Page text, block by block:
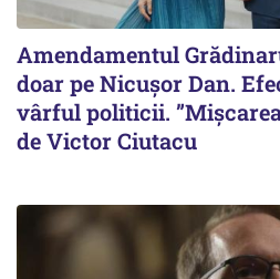
Amendamentul
doar pe Nicușor Dan.
vârful politicii.
de Victor Ciutacu